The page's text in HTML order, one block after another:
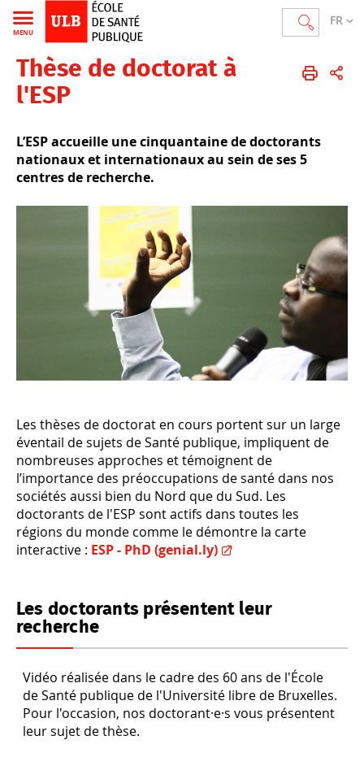
FR
MENU
École de Santé publique FR La Recherche
Thèse de doctorat à
l'ESP
L’ESP accueille une cinquantaine de doctorants
nationaux et internationaux au sein de ses 5
centres de recherche.
Les thèses de doctorat en cours portent sur un large
éventail de sujets de Santé publique, impliquent de
nombreuses approches et témoignent de
l’importance des préoccupations de santé dans nos
sociétés aussi bien du Nord que du Sud. Les
doctorants de l'ESP sont actifs dans toutes les
régions du monde comme le démontre la carte
interactive : ESP - PhD (genial.ly)
Les doctorants présentent leur
recherche
Vidéo réalisée dans le cadre des 60 ans de l'École
de Santé publique de l'Université libre de Bruxelles.
Pour l'occasion, nos doctorant·e·s vous présentent
leur sujet de thèse.